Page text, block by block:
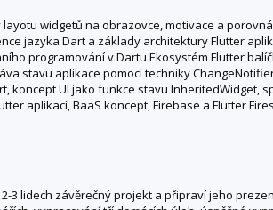
widgetů na obrazovce, motivace a
jazyka Dart a základy architektury Flutter
programování v Dartu Ekosystém Flutter
stavu aplikace pomocí techniky
koncept UI jako funkce stavu InheritedWidget,
aplikací, BaaS koncept, Firebase a Flutter
3 lidech závěrečný projekt a připraví jeho